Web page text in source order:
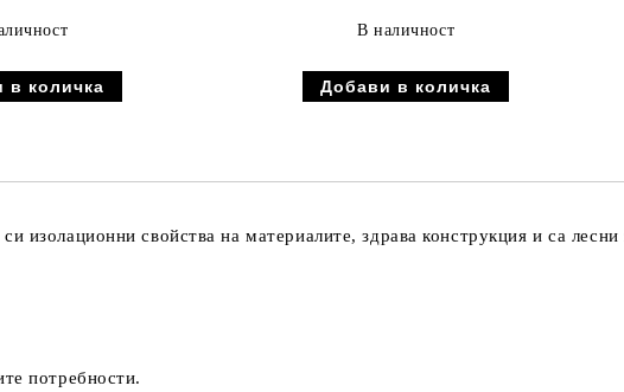
В наличност
изолационни свойства на материалите, здрава конструкция и са лесни
потребности.